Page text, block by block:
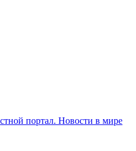
портал. Новости в мире